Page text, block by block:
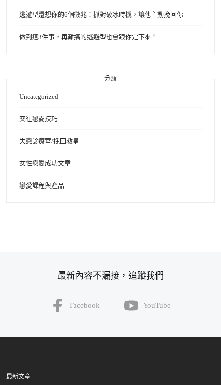
逃避型還想你的6個徵兆：抓對破冰時機，讓他主動挽回你
做到這3件事，再難搞的逃避型也會跟你定下來！
分類
Uncategorized
交往戀愛技巧
失戀診療室/挽回救星
女性戀愛成功文章
戀愛課程與產品
最新內容不漏接，追蹤我們
Facebook YouTube
最新文章